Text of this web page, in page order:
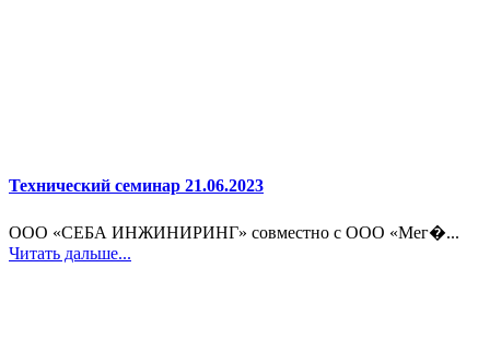
Технический семинар 21.06.2023
ООО «СЕБА ИНЖИНИРИНГ» совместно с ООО «Мег�...
Читать дальше...